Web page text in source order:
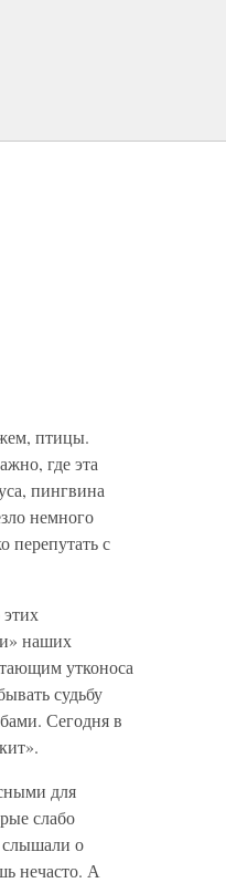
птицы.
где эта
пингвина
немного
перепутать с
наших
утконоса
судьбу
Сегодня в
для
слабо
слышали о
нечасто. А